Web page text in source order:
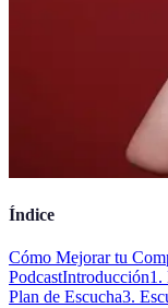
Índice
Cómo Mejorar tu
PodcastIntroducción1.
Plan de Escucha3.